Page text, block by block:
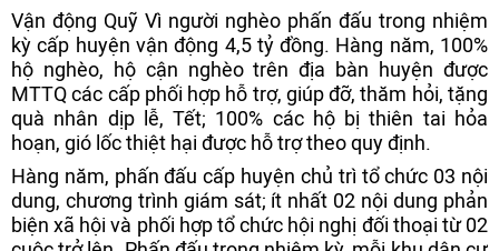
Vận động Quỹ Vì người nghèo phấn đấu trong nhiệm
kỳ cấp huyện vận động 4,5 tỷ đồng. Hàng năm, 100%
hộ nghèo, hộ cận nghèo trên địa bàn huyện được
MTTQ các cấp phối hợp hỗ trợ, giúp đỡ, thăm hỏi, tặng
quà nhân dịp lễ, Tết; 100% các hộ bị thiên tai hỏa
hoạn, gió lốc thiệt hại được hỗ trợ theo quy định.
Hàng năm, phấn đấu cấp huyện chủ trì tổ chức 03 nội
dung, chương trình giám sát; ít nhất 02 nội dung phản
biện xã hội và phối hợp tổ chức hội nghị đối thoại từ 02